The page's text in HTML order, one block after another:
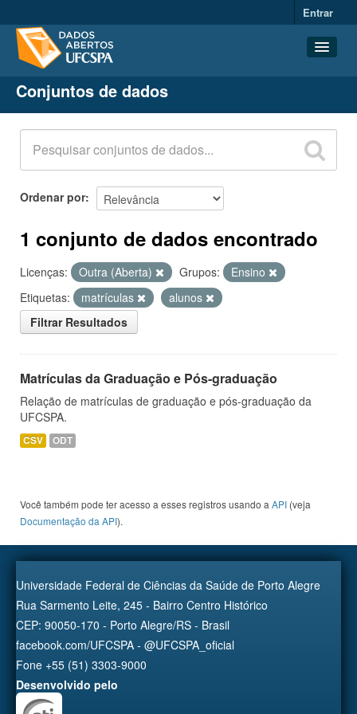
Entrar
Conjuntos de dados
Organizações
Grupos
Sobre
Conjuntos de dados
Ordenar por
1 conjunto de dados encontrado
Licenças: Outra (Aberta) Grupos:
Ensino
Etiquetas:
matrículas
alunos
Filtrar Resultados
Matrículas da Graduação e Pós-graduação
Relação de matrículas de graduação e pós-graduação da
UFCSPA.
CSV ODT
Você também pode ter acesso a esses registros usando a API (veja
Documentação da API).
Universidade Federal de Ciências da Saúde de Porto Alegre
Rua Sarmento Leite, 245 - Bairro Centro Histórico
CEP: 90050-170 - Porto Alegre/RS - Brasil
facebook.com/UFCSPA - @UFCSPA_oficial
Fone +55 (51) 3303-9000
Desenvolvido pelo